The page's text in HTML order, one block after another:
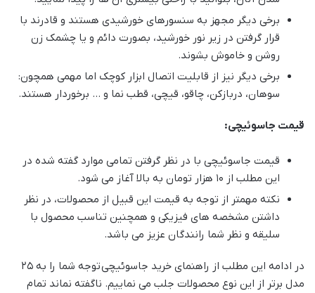
برخی دیگر مجهز به سنسورهای خورشیدی هستند و قادرند با
قرار گرفتن در زیر نور خورشید، بصورت دائم و یا چشمک زن
روشن و خاموش بشوند.
برخی دیگر نیز از قابلیت اتصال ابزار کوچک اما مهمی همچون:
سوهان، دربازکن، چاقو، قیچی، قطب نما و … برخوردار هستند.
قیمت جاسوئیچی:
قیمت جاسوئیچی با در نظر گرفتن تمامی موارد گفته شده در
این مطلب از 10 هزار تومان به بالا آغاز می شود.
نکته مهمتر از توجه به قیمت این قبیل از محصولات، در نظر
داشتن مشخصه های فیزیکی و همچنین تناسب محصول با
سلیقه و نظر شما رانندگان عزیز می باشد.
در ادامه این مطلب از راهنمای خرید جاسوئیچی توجه شما را به ۲۵
مدل برتر از این نوع محصولات جلب می نماییم. ناگفته نماند تمام